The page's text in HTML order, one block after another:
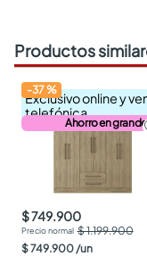
Productos
Exclusivo online y
telefónica
Ahorro en grande
-37%
$ 749.900
$ 1.199.900
$749.900 /un